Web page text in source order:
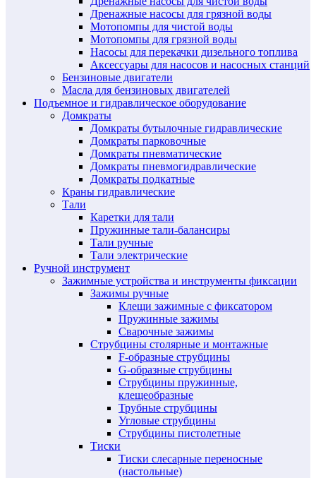
Дренажные насосы для грязной воды
Мотопомпы для чистой воды
Мотопомпы для грязной воды
Насосы для перекачки дизельного топлива
Аксессуары для насосов и насосных станций
Бензиновые двигатели
Масла для бензиновых двигателей
Подъемное и гидравлическое оборудование
Домкраты
Домкраты бутылочные гидравлические
Домкраты парковочные
Домкраты пневматические
Домкраты пневмогидравлические
Домкраты подкатные
Краны гидравлические
Тали
Каретки для тали
Пружинные тали-балансиры
Тали ручные
Тали электрические
Ручной инструмент
Зажимные устройства и инструменты фиксации
Зажимы ручные
Клещи зажимные с фиксатором
Пружинные зажимы
Сварочные зажимы
Струбцины столярные и монтажные
F-образные струбцины
G-образные струбцины
Струбцины пружинные,
клещеобразные
Трубные струбцины
Угловые струбцины
Струбцины пистолетные
Тиски
Тиски слесарные переносные
(настольные)